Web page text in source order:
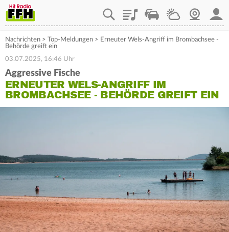
PlaylistStaupilotWetterWebcam
Nachrichten > Top-Meldungen > Erneuter Wels-Angriff im Brombachsee -
Behörde greift ein
03.07.2025, 16:46 Uhr
Aggressive Fische
ERNEUTER WELS-ANGRIFF IM
BROMBACHSEE - BEHÖRDE GREIFT EIN